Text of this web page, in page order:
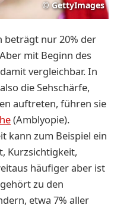
© GettyImages
beträgt nur 20% der
mit Beginn des
vergleichbar. In
die Sehschärfe,
auftreten, führen sie
(Amblyopie).
kann zum Beispiel ein
Kurzsichtigkeit,
häufiger aber ist
zu den
etwa 7% aller